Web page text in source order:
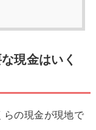
現金はいく
らの現金が現地で